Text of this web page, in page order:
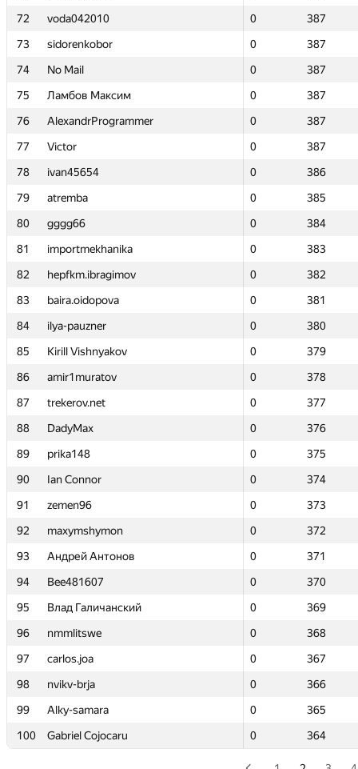
72
voda042010 0
387
73
sidorenkobor 0
387
74
No Mail 0
387
75
Ламбов Максим 0
387
76
AlexandrProgrammer 0
387
77
Victor 0
387
78
ivan45654 0
386
79
atremba 0
385
80
gggg66 0
384
81
importmekhanika 0
383
82
hepfkm.ibragimov 0
382
83
baira.oidopova 0
381
84
ilya-pauzner 0
380
85
Kirill Vishnyakov 0
379
86
amir1muratov 0
378
87
trekerov.net 0
377
88
DadyMax 0
376
89
prika148 0
375
90
Ian Connor 0
374
91
zemen96 0
373
92
maxymshymon 0
372
93
Андрей Антонов 0
371
94
Bee481607 0
370
95
Влад Галичанский 0
369
96
nmmlitswe 0
368
97
carlos.joa 0
367
98
nvikv-brja 0
366
99
Alky-samara 0
365
100
Gabriel Cojocaru 0 364
72
voda042010 0
387
73
sidorenkobor 0
387
74
No Mail 0
387
75
Ламбов Максим 0
387
76
AlexandrProgrammer 0
387
77
Victor 0
387
78
ivan45654 0
386
79
atremba 0
385
80
gggg66 0
384
81
importmekhanika 0
383
82
hepfkm.ibragimov 0
382
83
baira.oidopova 0
381
84
ilya-pauzner 0
380
85
Kirill Vishnyakov 0
379
86
amir1muratov 0
378
87
trekerov.net 0
377
88
DadyMax 0
376
89
prika148 0
375
90
Ian Connor 0
374
91
zemen96 0
373
92
maxymshymon 0
372
93
Андрей Антонов 0
371
94
Bee481607 0
370
95
Влад Галичанский 0
369
96
nmmlitswe 0
368
97
carlos.joa 0
367
98
nvikv-brja 0
366
99
Alky-samara 0
365
100
Gabriel Cojocaru 0 364